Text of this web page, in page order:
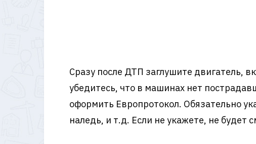
Сразу после ДТП заглушите двигатель,
убедитесь, что в машинах нет
оформить Европротокол. Обязательно
наледь, и т.д. Если не укажете, не